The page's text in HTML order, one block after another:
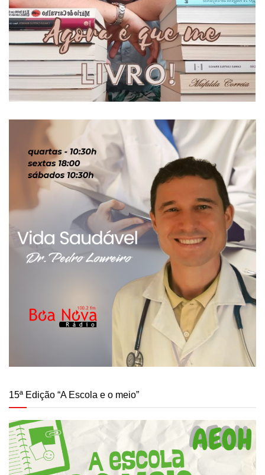
15ª Edição “A Escola e o meio”